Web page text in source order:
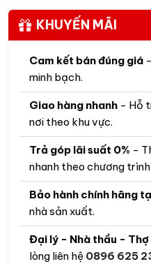
KHUYẾN MÃI
Cam kết bán đúng giá
minh bạch.
Giao hàng nhanh - Hỗ
nơi theo khu vực.
Trả góp lãi suất 0% -
nhanh theo chương
Bảo hành chính hãng
nhà sản xuất.
Đại lý - Nhà thầu - Thợ
lòng liên hệ 0896 625